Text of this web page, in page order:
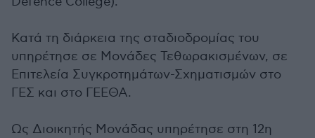
Κατά τη διάρκεια της σταδιοδρομίας του
υπηρέτησε σε Μονάδες Τεθωρακισμένων, σε
Επιτελεία Συγκροτημάτων-Σχηματισμών στο
ΓΕΣ και στο ΓΕΕΘΑ.
Ως Διοικητής Μονάδας υπηρέτησε στη 12η